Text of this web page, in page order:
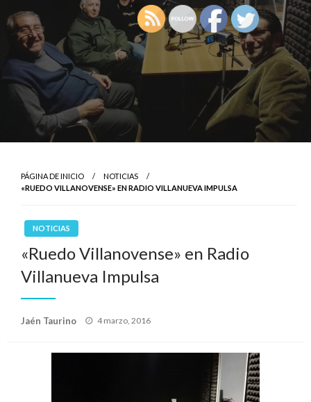
PÁGINA DE INICIO
NOTICIAS
«RUEDO VILLANOVENSE» EN RADIO VILLANUEVA IMPULSA
NOTICIAS
«Ruedo Villanovense» en Radio
Villanueva Impulsa
Jaén Taurino
Publicado
4 marzo, 2016